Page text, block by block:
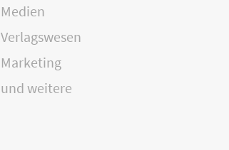
Medien
Verlagswesen
Marketing
und weitere